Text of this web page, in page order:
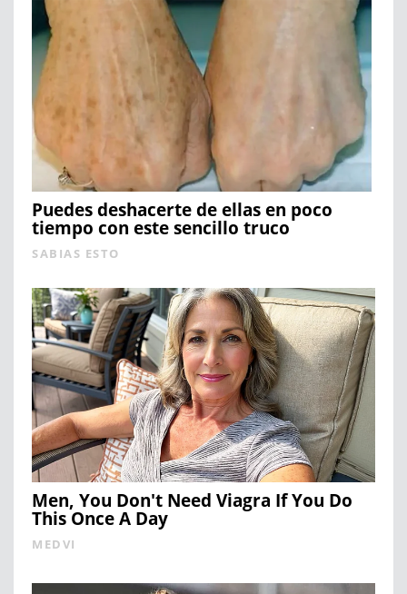
Puedes deshacerte de ellas en poco
tiempo con este sencillo truco
SABIAS ESTO
Men, You Don't Need Viagra If You Do
This Once A Day
MEDVI